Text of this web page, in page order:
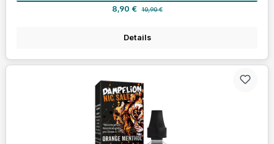
Verkaufspreis:
8,90 € Regulärer Preis:
10,90 €
Details